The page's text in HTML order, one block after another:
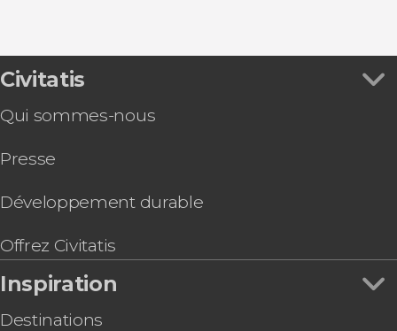
Civitatis
Qui sommes-nous
Presse
Développement durable
Offrez Civitatis
Inspiration
Destinations